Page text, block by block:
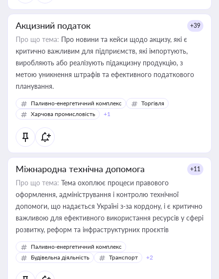
Акцизний податок +39
Про що тема: Про новини та кейси щодо акцизу, які є
критично важливим для підприємств, які імпортують,
виробляють або реалізують підакцизну продукцію, з
метою уникнення штрафів та ефективного податкового
планування.
Паливно-енергетичний комплекс
Торгівля
Харчова промисловість
+1
Міжнародна технічна допомога +11
Про що тема: Тема охоплює процеси правового
оформлення, адміністрування і контролю технічної
допомоги, що надається Україні з-за кордону, і є критично
важливою для ефективного використання ресурсів у сфері
розвитку, реформ та інфраструктурних проєктів
Паливно-енергетичний комплекс
Будівельна діяльність
Транспорт +2